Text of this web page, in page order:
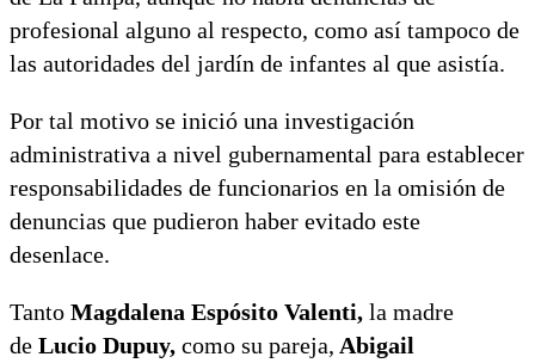
profesional alguno al respecto, como así tampoco de
las autoridades del jardín de infantes al que asistía.
Por tal motivo se inició una investigación
administrativa a nivel gubernamental para establecer
responsabilidades de funcionarios en la omisión de
denuncias que pudieron haber evitado este
desenlace.
Tanto Magdalena Espósito Valenti, la madre
de Lucio Dupuy, como su pareja, Abigail